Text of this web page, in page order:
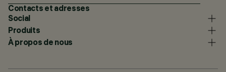
Contacts et adresses
Social
Produits
À propos de nous